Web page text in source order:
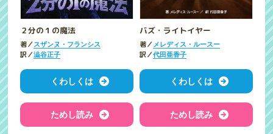
２分の１の魔法
著／スザンヌ・フランシス
訳／澁谷正子
くわしくは
ためし読み
バズ・ライトイヤー
著／ メレディス・ルースー
訳／代田亜香子
くわしくは
ためし読み